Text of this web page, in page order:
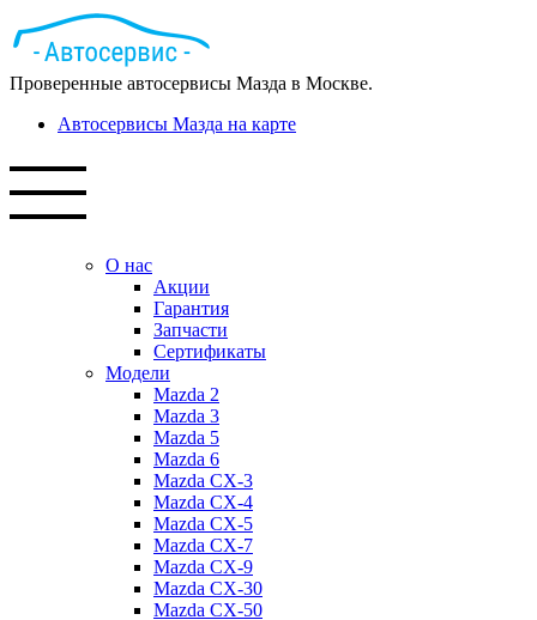
Проверенные автосервисы Мазда в Москве.
Автосервисы Мазда на карте
О нас
Акции
Гарантия
Запчасти
Сертификаты
Модели
Mazda 2
Mazda 3
Mazda 5
Mazda 6
Mazda СХ-3
Mazda СХ-4
Mazda СХ-5
Mazda CX-7
Mazda CX-9
Mazda CX-30
Mazda СХ-50